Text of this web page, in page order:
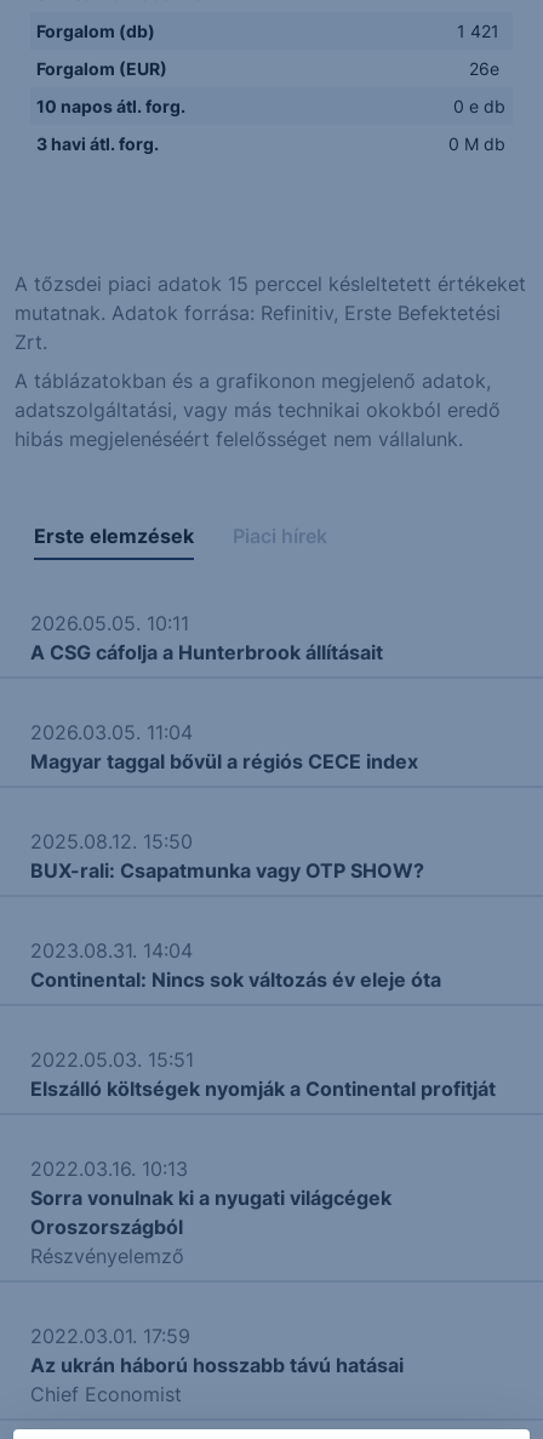
Forgalom (db)
1 421
Forgalom (EUR)
26e
10 napos átl. forg.
0 e db
3 havi átl. forg.
0 M db
A tőzsdei piaci adatok 15 perccel késleltetett értékeket
mutatnak. Adatok forrása: Refinitiv, Erste Befektetési
Zrt.
A táblázatokban és a grafikonon megjelenő adatok,
adatszolgáltatási, vagy más technikai okokból eredő
hibás megjelenéséért felelősséget nem vállalunk.
Erste elemzések Piaci hírek
2026.05.05. 10:11
A CSG cáfolja a Hunterbrook állításait
2026.03.05. 11:04
Magyar taggal bővül a régiós CECE index
2025.08.12. 15:50
BUX-rali: Csapatmunka vagy OTP SHOW?
2023.08.31. 14:04
Continental: Nincs sok változás év eleje óta
2022.05.03. 15:51
Elszálló költségek nyomják a Continental profitját
2022.03.16. 10:13
Sorra vonulnak ki a nyugati világcégek
Oroszországból
Részvényelemző
2022.03.01. 17:59
Az ukrán háború hosszabb távú hatásai
Chief Economist